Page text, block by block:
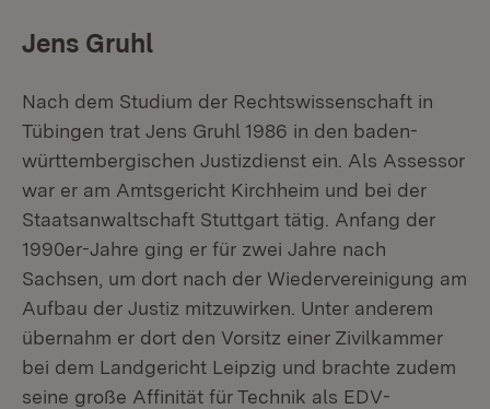
Jens Gruhl
Nach dem Studium der Rechtswissenschaft in
Tübingen trat Jens Gruhl 1986 in den baden-
württembergischen Justizdienst ein. Als Assessor
war er am Amtsgericht Kirchheim und bei der
Staatsanwaltschaft Stuttgart tätig. Anfang der
1990er-Jahre ging er für zwei Jahre nach
Sachsen, um dort nach der Wiedervereinigung am
Aufbau der Justiz mitzuwirken. Unter anderem
übernahm er dort den Vorsitz einer Zivilkammer
bei dem Landgericht Leipzig und brachte zudem
seine große Affinität für Technik als EDV-